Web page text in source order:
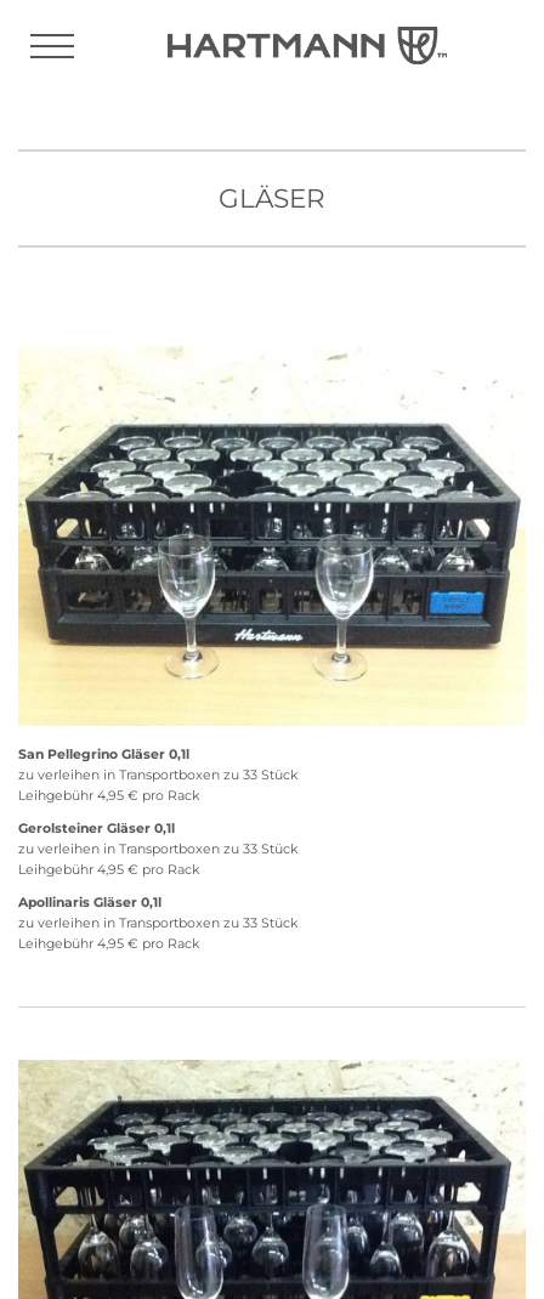
GLÄSER
San Pellegrino Gläser 0,1l
zu verleihen in Transportboxen zu 33 Stück
Leihgebühr 4,95 € pro Rack
Gerolsteiner Gläser 0,1l
zu verleihen in Transportboxen zu 33 Stück
Leihgebühr 4,95 € pro Rack
Apollinaris Gläser 0,1l
zu verleihen in Transportboxen zu 33 Stück
Leihgebühr 4,95 € pro Rack